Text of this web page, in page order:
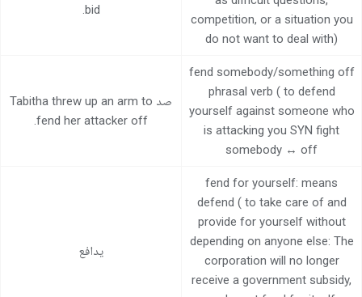
competition, or a situation you
do not want to deal with)
bid.
fend somebody/something off
phrasal verb ( to defend
yourself against someone who
is attacking you SYN fight
somebody ↔ off
صد Tabitha threw up an arm to
fend her attacker off.
fend for yourself: means
defend ( to take care of and
provide for yourself without
depending on anyone else: The
corporation will no longer
receive a government subsidy,
يدافع